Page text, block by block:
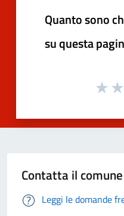
Quanto sono
su questa
Contatta il comune
Leggi le domande